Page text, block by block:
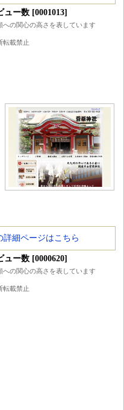
ー数 [0001013]
の関心の高さを表しています
転載禁止
細ページはこちら
ー数 [0000620]
の関心の高さを表しています
転載禁止